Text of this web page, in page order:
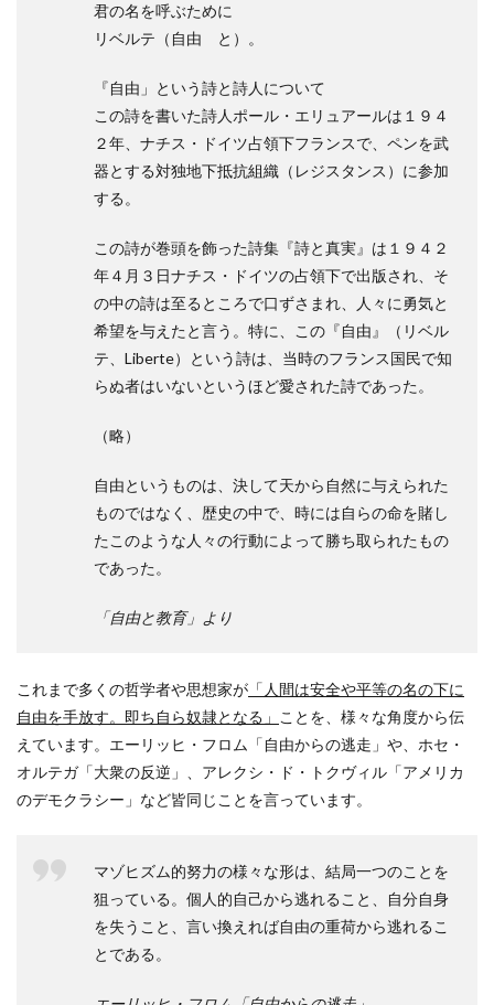
君の名を呼ぶために
リベルテ（自由 と）。
『自由」という詩と詩人について
この詩を書いた詩人ポール・エリュアールは１９４
２年、ナチス・ドイツ占領下フランスで、ペンを武
器とする対独地下抵抗組織（レジスタンス）に参加
する。
この詩が巻頭を飾った詩集『詩と真実』は１９４２
年４月３日ナチス・ドイツの占領下で出版され、そ
の中の詩は至るところで口ずさまれ、人々に勇気と
希望を与えたと言う。特に、この『自由』（リベル
テ、Liberte）という詩は、当時のフランス国民で知
らぬ者はいないというほど愛された詩であった。
（略）
自由というものは、決して天から自然に与えられた
ものではなく、歴史の中で、時には自らの命を賭し
たこのような人々の行動によって勝ち取られたもの
であった。
「自由と教育」より
これまで多くの哲学者や思想家が 「人間は安全や平等の名の下に
自由を手放す。即ち自ら奴隷となる」 ことを、様々な角度から伝
えています。エーリッヒ・フロム「自由からの逃走」や、ホセ・
オルテガ「大衆の反逆」、アレクシ・ド・トクヴィル「アメリカ
のデモクラシー」など皆同じことを言っています。
マゾヒズム的努力の様々な形は、結局一つのことを
狙っている。個人的自己から逃れること、自分自身
を失うこと、言い換えれば自由の重荷から逃れるこ
とである。